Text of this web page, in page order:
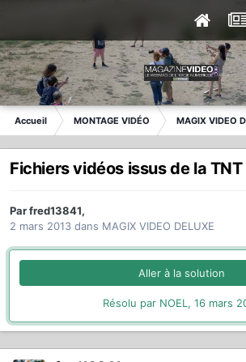
Accueil MONTAGE VIDÉO MAGIX VIDEO
Fichiers vidéos issus de la TNT
Parfred13841,
2 mars 2013 dans MAGIX VIDEO DELUXE
Aller à la solution
Résolu par NOEL, 16 mars